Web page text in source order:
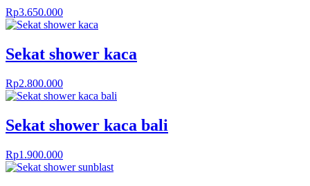
Rp3.650.000
Sekat shower kaca
Rp2.800.000
Sekat shower kaca bali
Rp1.900.000